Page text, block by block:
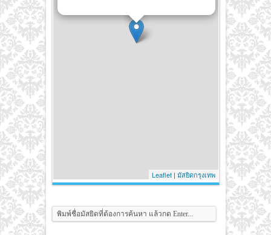
Leaflet| มัสยิดกรุงเทพ